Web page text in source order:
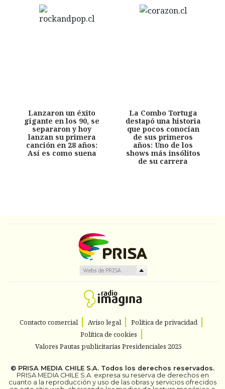
Lanzaron un éxito
gigante en los 90, se
separaron y hoy
lanzan su primera
canción en 28 años:
Así es como suena
La Combo Tortuga
destapó una historia
que pocos conocían
de sus primeros
años: Uno de los
shows más insólitos
de su carrera
Contacto comercial Aviso legal
Política de privacidad
Política de cookies
Valores Pautas publicitarias Presidenciales 2025
© PRISA MEDIA CHILE S.A. Todos los derechos reservados.
PRISA MEDIA CHILE S.A. expresa su reserva de derechos en
cuanto a la reproducción y uso de las obras y servicios ofrecidos